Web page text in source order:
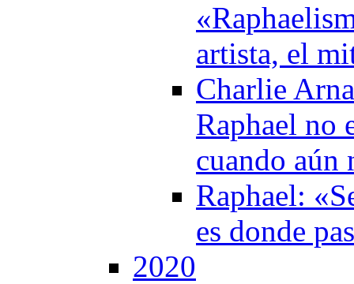
artista, el
Charlie
Raphael no
cuando aún
Raphael:
es donde
2020